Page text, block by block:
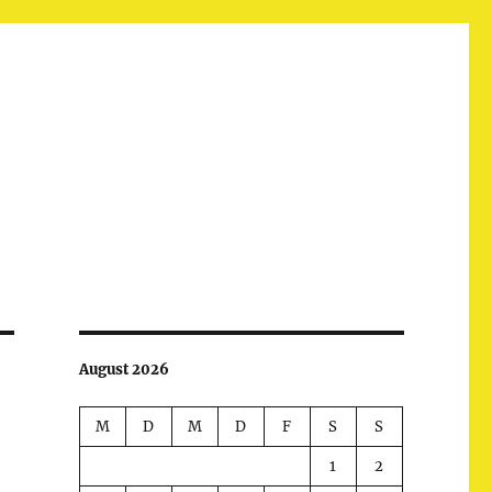
August 2026
M D M D F S S
1 2